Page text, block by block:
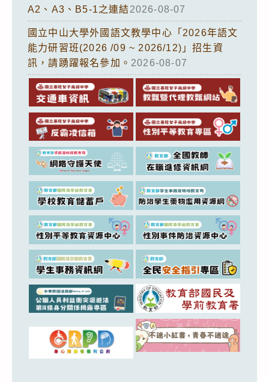
A2、A3、B5-1之連結2026-08-07
國立中山大學外國語文教學中心「2026年語文
能力研習班(2026 /09 ~ 2026/12)」招生資
訊，請踴躍報名參加。 2026-08-07